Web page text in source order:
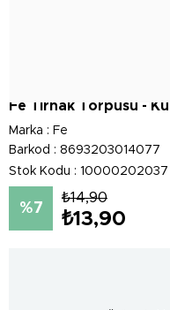
Fe Tırnak Törpüsü -
Marka : Fe
Barkod : 8693203014077
Stok Kodu
10000202037
7
₺14,90
₺13,90